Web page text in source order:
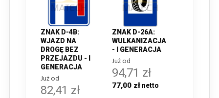
ZNAK D-4B:
WJAZD NA
DROGĘ BEZ
PRZEJAZDU - I
GENERACJA
Już od
82,41 zł
ZNAK D-26A:
WULKANIZACJA
- I GENERACJA
Już od
94,71 zł
77,00 zł